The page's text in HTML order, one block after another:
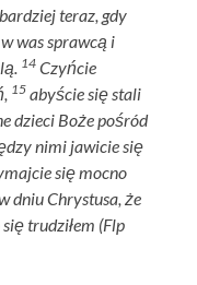
teraz, gdy
was sprawcą i
14 Czyńcie
15 abyście się stali
dzieci Boże pośród
nimi jawicie się
się mocno
dniu Chrystusa, że
trudziłem (Flp